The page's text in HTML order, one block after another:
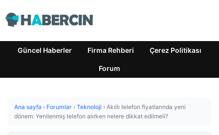
Güncel Haberler Firma Rehberi Çerez Politikası
Forum
Ana sayfa › Forumlar › Teknoloji › Akıllı telefon fiyatlarında yeni
dönem: Yenilenmiş telefon alırken nelere dikkat edilmeli?